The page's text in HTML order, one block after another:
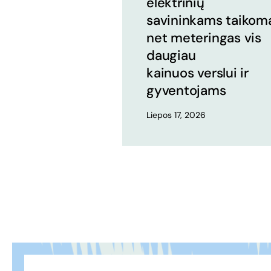
savininkams
net meteringas vis
daugiau
kainuos verslui ir
gyventojams
Liepos 17, 2026